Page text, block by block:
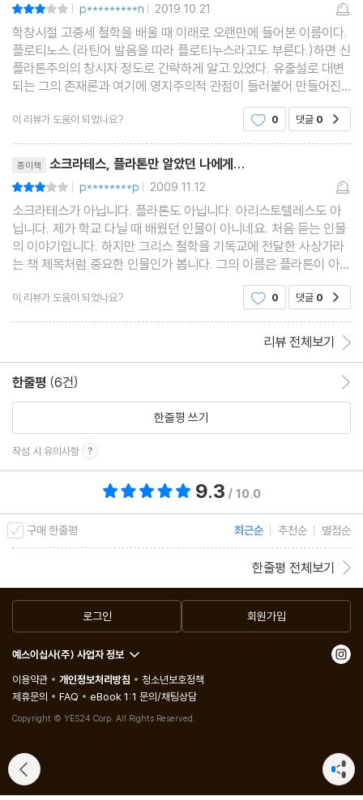
| p*********n | 2019.10.21
학창시절 고중세 철학을 배울 때 이래로 오랜만에 들어본 이름이다.
플로티노스.(라틴어 발음을 따라 플로티누스라고도 부른다.)하면 신
플라톤주의의 창시자 정도로 간략하게 알고 있었다. 유출설로 대변
되는 그의 존재론과 여기에 영지주의적 관점이 들러붙어 만들어진
종교적 특성, 그리고 이런 것들이 기독교회에 미친 영향력 정도까
지. 개인적으로는 그 중에서도 특히 마지막
이 리뷰가 도움이 되었나요? 0 댓글 0
종이책 소크라테스, 플라톤만 알았던 나에게...
| p********p | 2009.11.12
소크라테스가 아닙니다. 플라톤도 아닙니다. 아리스토텔레스도 아
닙니다. 제가 학교 다닐 때 배웠던 인물이 아니네요. 처음 듣는 인물
의 이야기입니다. 하지만 그리스 철학을 기독교에 전달한 사상가라
는 책 제목처럼 중요한 인물인가 봅니다. 그의 이름은 플라톤이 아닌
플라톤주의에 대한 의문이 들 것
이 리뷰가 도움이 되었나요? 0 댓글 0
리뷰 전체보기
한줄평 (6건)
한줄평 쓰기
작성 시 유의사항
9.3 / 10.0
구매 한줄평 최근순 추천순 별점순
한줄평 전체보기
로그인 회원가입
예스이십사(주) 사업자 정보
이용약관
개인정보처리방침
청소년보호정책
제휴문의
FAQ eBook 1:1 문의/채팅상담
Copyright © YES24 Corp. All Rights Reserved.